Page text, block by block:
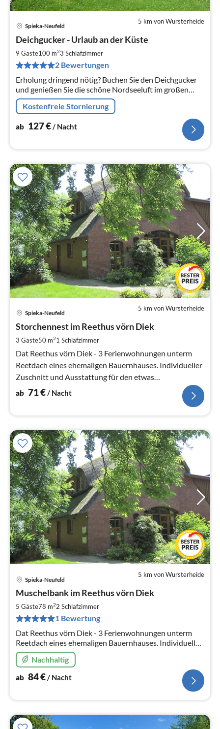
5 km von Wursterheide
Spieka-Neufeld
Deichgucker - Urlaub an der Küste
9 Gäste100 m23 Schlafzimmer
2 Bewertungen
Erholung dringend nötig? Buchen Sie den Deichgucker
und genießen Sie die schöne Nordseeluft im großen
hauseigenen Garten oder entspannen Sie auf den 100
qm Wohnfläche.
Kostenfreie Stornierung
ab 127€/ Nacht
5 km von Wursterheide
Spieka-Neufeld
Storchennest im Reethus vörn Diek
3 Gäste50 m21 Schlafzimmer
Dat Reethus vörn Diek - 3 Ferienwohnungen unterm
Reetdach eines ehemaligen Bauernhauses. Individueller
Zuschnitt und Ausstattung für den etwas
anspruchsvolleren Geschmack.
ab 71€/ Nacht
5 km von Wursterheide
Spieka-Neufeld
Muschelbank im Reethus vörn Diek
5 Gäste78 m22 Schlafzimmer
1 Bewertung
Dat Reethus vörn Diek - 3 Ferienwohnungen unterm
Reetdach eines ehemaligen Bauernhauses. Individueller
Zuschnitt und Ausstattung für den etwas
anspruchsvolleren Geschmack.
Nachhaltig
ab 84€/ Nacht